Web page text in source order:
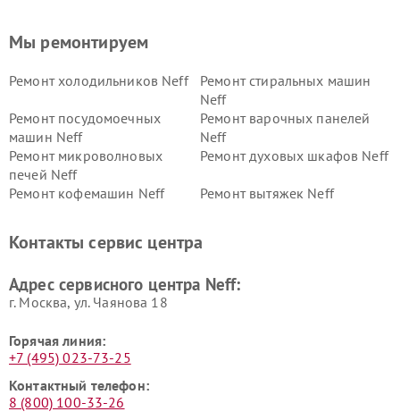
Мы ремонтируем
Ремонт холодильников Neff
Ремонт стиральных машин
Neff
Ремонт посудомоечных
машин Neff
Ремонт варочных панелей
Neff
Ремонт микроволновых
печей Neff
Ремонт духовых шкафов Neff
Ремонт кофемашин Neff Ремонт вытяжек Neff
Контакты сервис центра
Адрес сервисного центра Neff:
г. Москва, ул. Чаянова 18
Горячая линия:
+7 (495) 023-73-25
Контактный телефон:
8 (800) 100-33-26